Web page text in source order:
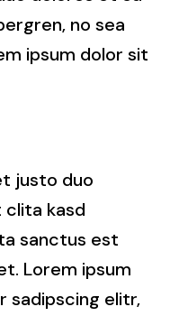
no sea
ipsum dolor sit
justo duo
kasd
sanctus est
Lorem ipsum
sadipscing elitr,